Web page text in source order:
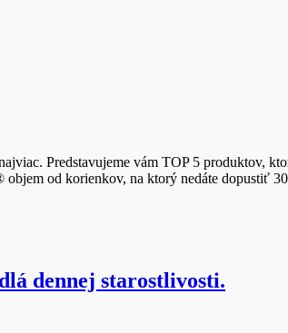
Predstavujeme vám TOP 5 produktov,
od korienkov, na ktorý nedáte dopustiť
dennej starostlivosti.